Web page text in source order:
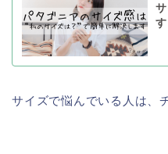
す
サイズで悩んでいる人は、